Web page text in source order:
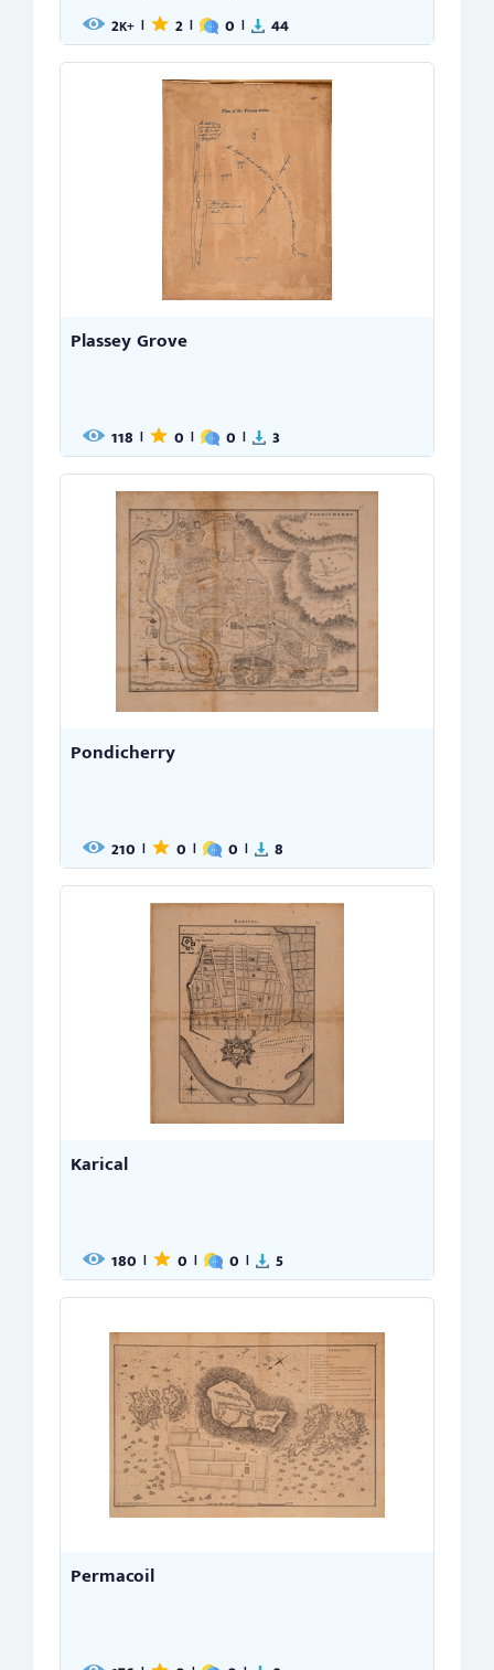
2K+ | 2 | 0 | 44
Plassey Grove
118 | 0 | 0 | 3
Pondicherry
210 | 0 | 0 | 8
Karical
180 | 0 | 0 | 5
Permacoil